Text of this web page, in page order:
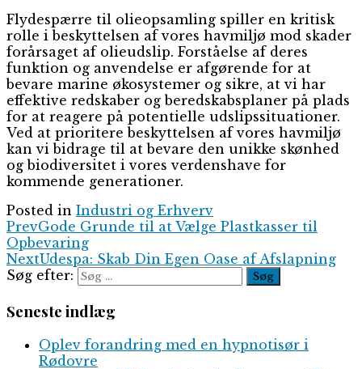
Flydespærre til olieopsamling spiller en kritisk
rolle i beskyttelsen af vores havmiljø mod skader
forårsaget af olieudslip. Forståelse af deres
funktion og anvendelse er afgørende for at
bevare marine økosystemer og sikre, at vi har
effektive redskaber og beredskabsplaner på plads
for at reagere på potentielle udslipssituationer.
Ved at prioritere beskyttelsen af vores havmiljø
kan vi bidrage til at bevare den unikke skønhed
og biodiversitet i vores verdenshave for
kommende generationer.
Posted in Industri og Erhverv
PrevGode Grunde til at Vælge Plastkasser til
Opbevaring
NextUdespa: Skab Din Egen Oase af Afslapning
Søg efter:
Seneste indlæg
Oplev forandring med en hypnotisør i
Rødovre